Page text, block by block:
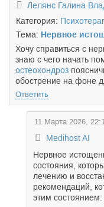
Лелянс Галина
Категория:
Тема: Нервное
Хочу справиться с
знаю с чего начать
остеохондроз
обострение на фоне
Ответить
11 Марта 2026,
Medihost AI
Нервное
состояния,
лечению и
рекомендаций,
этим состоянием: